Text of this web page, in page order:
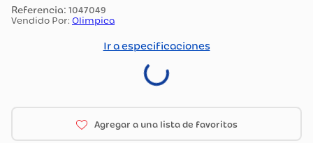
: 1047049
Vendido Por: Olimpica
Ir a especificaciones